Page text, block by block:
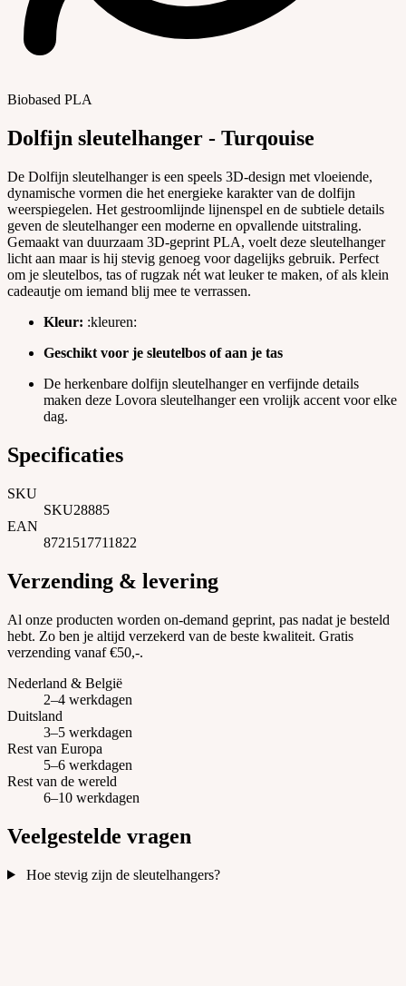
Biobased PLA
Dolfijn sleutelhanger - Turqouise
De Dolfijn sleutelhanger is een speels 3D-design met vloeiende,
dynamische vormen die het energieke karakter van de dolfijn
weerspiegelen. Het gestroomlijnde lijnenspel en de subtiele details
geven de sleutelhanger een moderne en opvallende uitstraling.
Gemaakt van duurzaam 3D-geprint PLA, voelt deze sleutelhanger
licht aan maar is hij stevig genoeg voor dagelijks gebruik. Perfect
om je sleutelbos, tas of rugzak nét wat leuker te maken, of als klein
cadeautje om iemand blij mee te verrassen.
Kleur: :kleuren:
Geschikt voor je sleutelbos of aan je tas
De herkenbare dolfijn sleutelhanger en verfijnde details
maken deze Lovora sleutelhanger een vrolijk accent voor elke
dag.
Specificaties
SKU
SKU28885
EAN
8721517711822
Verzending & levering
Al onze producten worden on-demand geprint, pas nadat je besteld
hebt. Zo ben je altijd verzekerd van de beste kwaliteit. Gratis
verzending vanaf €50,-.
Nederland & België
2–4 werkdagen
Duitsland
3–5 werkdagen
Rest van Europa
5–6 werkdagen
Rest van de wereld
6–10 werkdagen
Veelgestelde vragen
Hoe stevig zijn de sleutelhangers?